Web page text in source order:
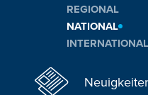
REGIONAL
NATIONAL
INTERNATIONAL